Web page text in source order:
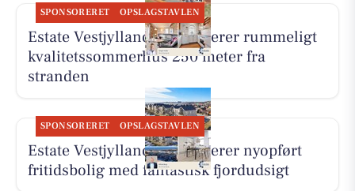
SPONSORERET OPSLAGSTAVLEN
Estate Vestjylland præsenterer rummeligt
kvalitetssommerhus 250 meter fra
stranden
SPONSORERET OPSLAGSTAVLEN
Estate Vestjylland præsenterer nyopført
fritidsbolig med fantastisk fjordudsigt